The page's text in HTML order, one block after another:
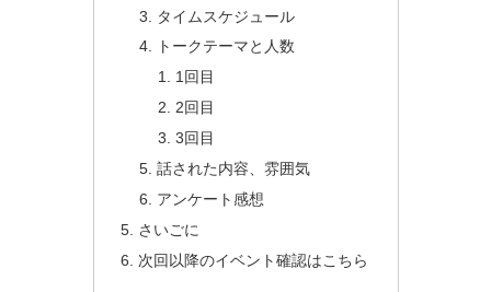
タイムスケジュール
トークテーマと人数
1回目
2回目
3回目
話された内容、雰囲気
アンケート感想
さいごに
次回以降のイベント確認はこちら